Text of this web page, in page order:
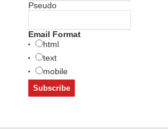
Pseudo
Email Format
html
text
mobile